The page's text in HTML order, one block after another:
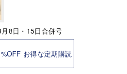
8日・15日合併号
お得な定期購読